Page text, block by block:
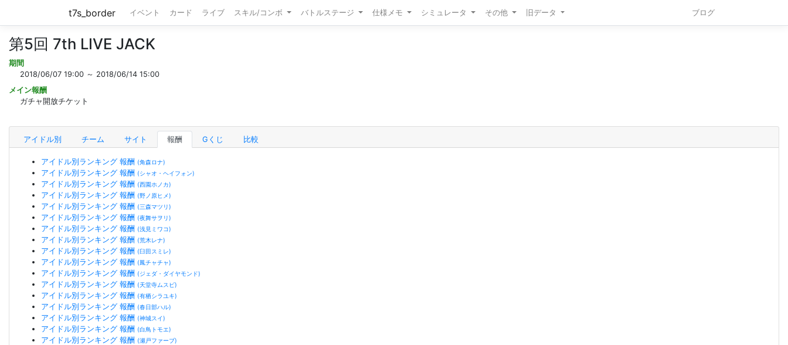
t7s_border イベント カード ライブ スキル/コンボ バトルステージ 仕様メモ シミュレータ その他 旧データ ブログ
第5回 7th LIVE JACK
期間
2018/06/07 19:00 ～ 2018/06/14 15:00
メイン報酬
ガチャ開放チケット
アイドル別 チーム サイト 報酬 Gくじ 比較
アイドル別ランキング 報酬 (角森ロナ)
アイドル別ランキング 報酬 (シャオ・ヘイフォン)
アイドル別ランキング 報酬 (西園ホノカ)
アイドル別ランキング 報酬 (野ノ原ヒメ)
アイドル別ランキング 報酬 (三森マツリ)
アイドル別ランキング 報酬 (夜舞サヲリ)
アイドル別ランキング 報酬 (浅見ミワコ)
アイドル別ランキング 報酬 (荒木レナ)
アイドル別ランキング 報酬 (臼田スミレ)
アイドル別ランキング 報酬 (鳳チャチャ)
アイドル別ランキング 報酬 (ジェダ・ダイヤモンド)
アイドル別ランキング 報酬 (天堂寺ムスビ)
アイドル別ランキング 報酬 (有栖シラユキ)
アイドル別ランキング 報酬 (春日部ハル)
アイドル別ランキング 報酬 (神城スイ)
アイドル別ランキング 報酬 (白鳥トモエ)
アイドル別ランキング 報酬 (瀬戸ファーブ)